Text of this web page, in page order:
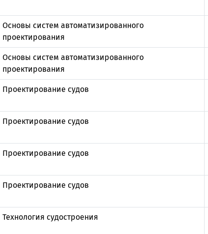
Основы систем автоматизированного
проектирования
Основы систем автоматизированного
проектирования
Проектирование судов
Проектирование судов
Проектирование судов
Проектирование судов
Технология судостроения